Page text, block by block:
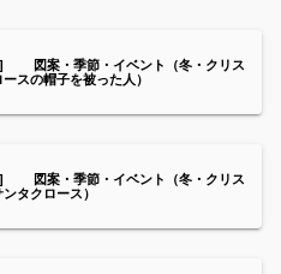
] 図案・季節・イベント（冬・クリス
スの帽子を被った人）
] 図案・季節・イベント（冬・クリス
タクロース）